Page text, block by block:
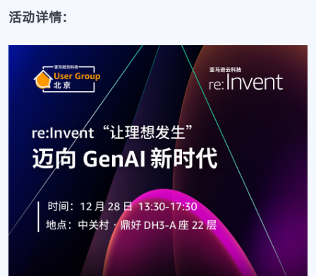
活动详情: